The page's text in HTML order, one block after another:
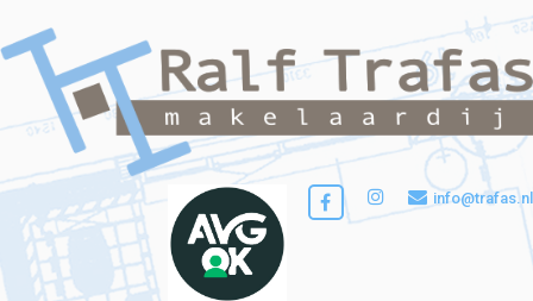
info@trafas.nl